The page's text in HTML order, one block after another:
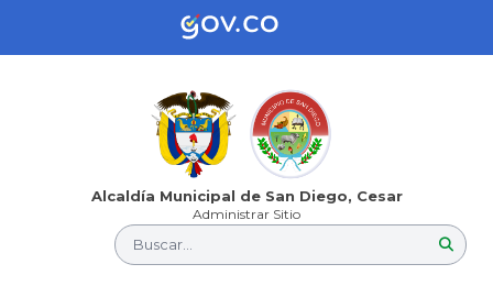
Alcaldía Municipal de San Diego, Cesar
Administrar Sitio
Buscar...